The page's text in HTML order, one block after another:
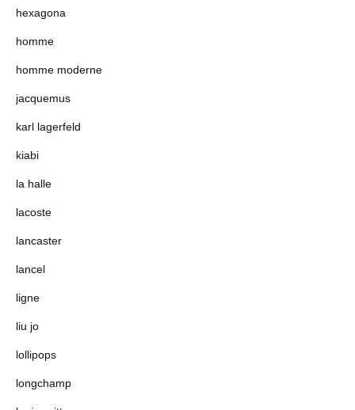
hexagona
homme
homme moderne
jacquemus
karl lagerfeld
kiabi
la halle
lacoste
lancaster
lancel
ligne
liu jo
lollipops
longchamp